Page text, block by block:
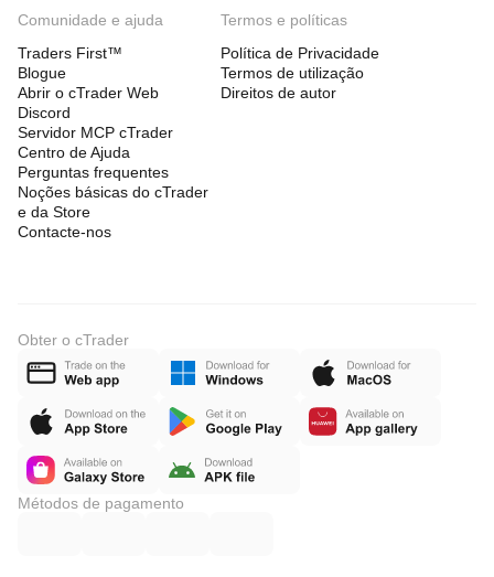
Comunidade e ajuda
Traders First™
Blogue
Abrir o cTrader Web
Discord
Servidor MCP cTrader
Centro de Ajuda
Perguntas frequentes
Noções básicas do cTrader
e da Store
Contacte-nos
Termos e políticas
Política de Privacidade
Termos de utilização
Direitos de autor
Obter o cTrader
Métodos de pagamento